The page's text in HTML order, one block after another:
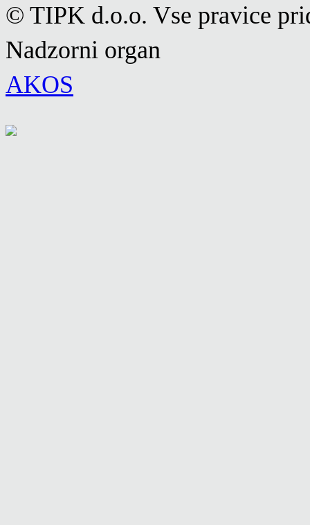
© TIPK d.o.o. Vse pravice
Nadzorni organ
AKOS